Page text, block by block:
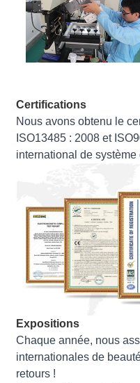
Certifications
Nous avons obtenu le
ISO13485 : 2008 et
international de
Expositions
Chaque année, nous
internationales de
retours !